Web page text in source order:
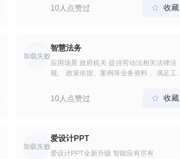
10人点赞过  收藏
加载失败
智慧法务
应用场景 政府机关 提供劳动法相关法律法
规、 政策依据、案例等业务资料， 满足工作
险、薪酬福利、 加班、劳动关系等全方位的
判文书、裁判 规则、各省政策法规，快速掌
握 劳动法相关裁判标准 劳动者 提供劳动法在
线学习平台， 了解劳动监察、劳动仲裁、 民
10人点赞过  收藏
加载失败
爱设计PPT
爱设计PPT全新升级 智能应有尽有